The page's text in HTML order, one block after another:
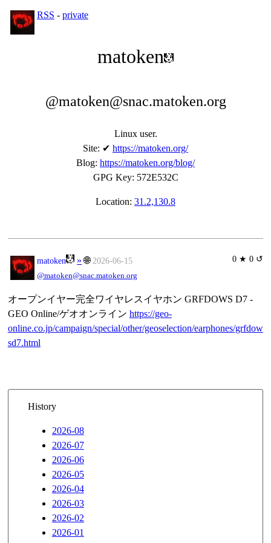
RSS - private
matoken
@matoken@snac.matoken.org
Linux user.
Site: ✔ https://matoken.org/
Blog: https://matoken.org/blog/
GPG Key: 572E532C
Location: 31.2,130.8
0 ★ 0 ↺
matoken » 🌐 2026-06-15
@matoken@snac.matoken.org
オープンイヤー完全ワイヤレスイヤホン GRFDOWS D7 -
GEO Online/ゲオオンライン https://geo-
online.co.jp/campaign/special/other/geoselection/earphones/grfdow
sd7.html
History
2026-08
2026-07
2026-06
2026-05
2026-04
2026-03
2026-02
2026-01